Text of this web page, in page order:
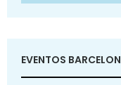
EVENTOS